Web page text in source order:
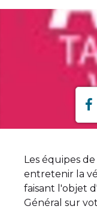

Les équipes
entretenir la
faisant l'objet
Général sur